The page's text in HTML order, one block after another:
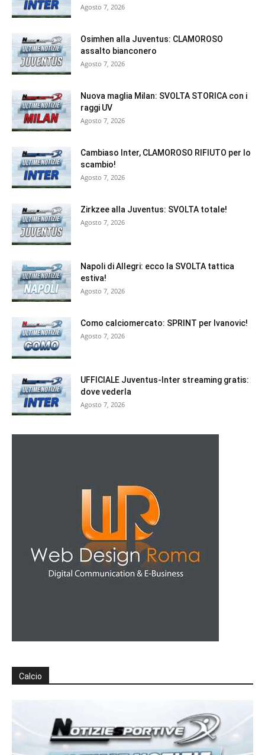
Agosto 7, 2026
Osimhen alla Juventus: CLAMOROSO
assalto bianconero
Agosto 7, 2026
Nuova maglia Milan: SVOLTA STORICA con i
raggi UV
Agosto 7, 2026
Cambiaso Inter, CLAMOROSO RIFIUTO per lo
scambio!
Agosto 7, 2026
Zirkzee alla Juventus: SVOLTA totale!
Agosto 7, 2026
Napoli di Allegri: ecco la SVOLTA tattica
estiva!
Agosto 7, 2026
Como calciomercato: SPRINT per Ivanovic!
Agosto 7, 2026
UFFICIALE Juventus-Inter streaming gratis:
dove vederla
Agosto 7, 2026
Calcio